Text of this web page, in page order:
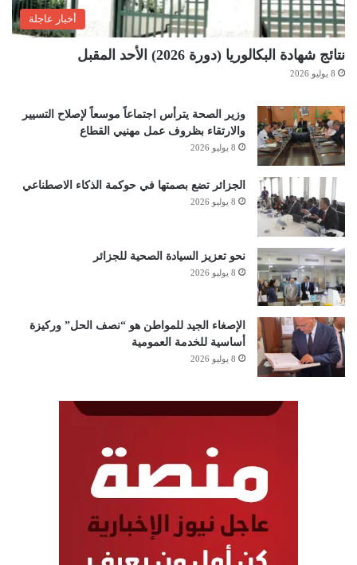
أخبار عاجلة
نتائج شهادة البكالوريا (دورة 2026) الأحد المقبل
8 يوليو 2026
وزير الصحة يترأس اجتماعاً موسعاً لإصلاح التسيير
والارتقاء بظروف عمل مهنيي القطاع
8 يوليو 2026
الجزائر تضع بصمتها في حوكمة الذكاء الاصطناعي
8 يوليو 2026
نحو تعزيز السيادة الصحية للجزائر
8 يوليو 2026
الإصغاء الجيد للمواطن هو “نصف الحل” وركيزة
أساسية للخدمة العمومية
8 يوليو 2026